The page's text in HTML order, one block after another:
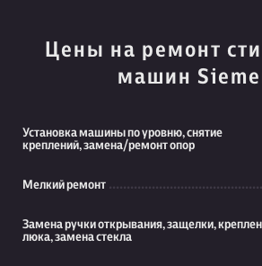
Цены на ремонт
машин
Установка машины по уровню, снятие
креплений, замена/ремонт опор
Мелкий ремонт
Замена ручки открывания, защелки,
люка, замена стекла